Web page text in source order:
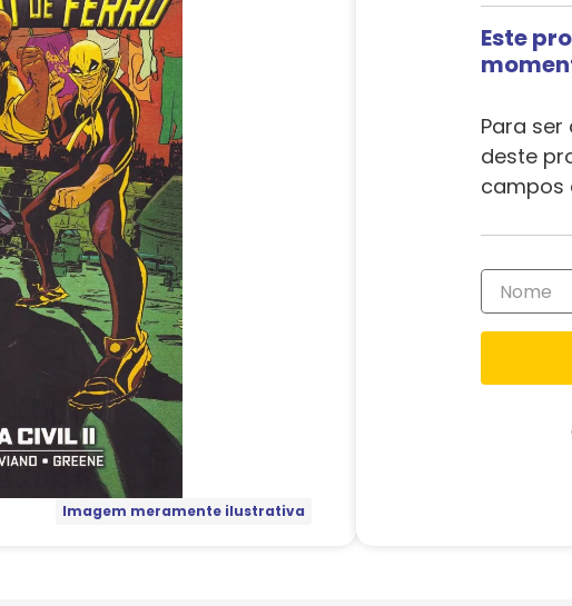
Imagem meramente ilustrativa
Este
Para
deste
campos